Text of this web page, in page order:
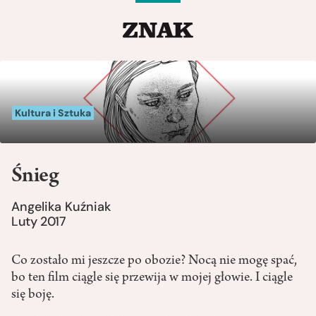
Kultura i Sztuka
Śnieg
Angelika Kuźniak
Luty 2017
Co zostało mi jeszcze po obozie? Nocą nie mogę spać,
bo ten film ciągle się przewija w mojej głowie. I ciągle
się boję.